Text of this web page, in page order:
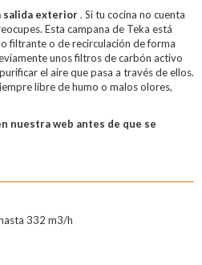
salida exterior. Si tu cocina no cuenta
Esta campana de Teka está
filtrante o de recirculación de forma
unos filtros de carbón activo
el aire que pasa a través de ellos.
libre de humo o malos olores,
nuestra web antes de que se
332 m3/h